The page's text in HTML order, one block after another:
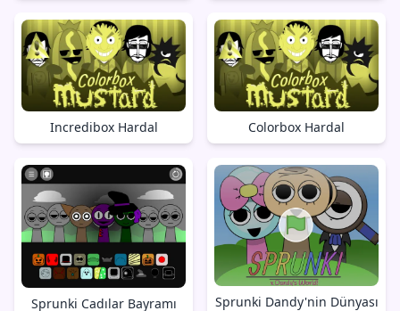
Incredibox Hardal Colorbox Hardal
Sprunki Cadılar Bayramı Sprunki Dandy'nin Dünyası